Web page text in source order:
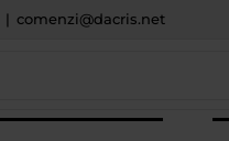
| comenzi@dacris.net